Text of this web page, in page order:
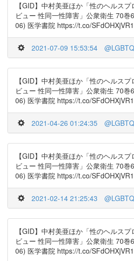
【GID】中村美亜ほか「性のヘルス
ビュー 性同一性障害」公衆衛生 70
06) 医学書院 https://t.co/SFdOHXjVR1
2021-07-09 15:53:54
【GID】中村美亜ほか「性のヘルス
ビュー 性同一性障害」公衆衛生 70
06) 医学書院 https://t.co/SFdOHXjVR1
2021-04-26 01:24:35
【GID】中村美亜ほか「性のヘルス
ビュー 性同一性障害」公衆衛生 70
06) 医学書院 https://t.co/SFdOHXjVR1
2021-02-14 21:25:43
【GID】中村美亜ほか「性のヘルス
ビュー 性同一性障害」公衆衛生 70
06) 医学書院 https://t.co/SFdOHXjVR1